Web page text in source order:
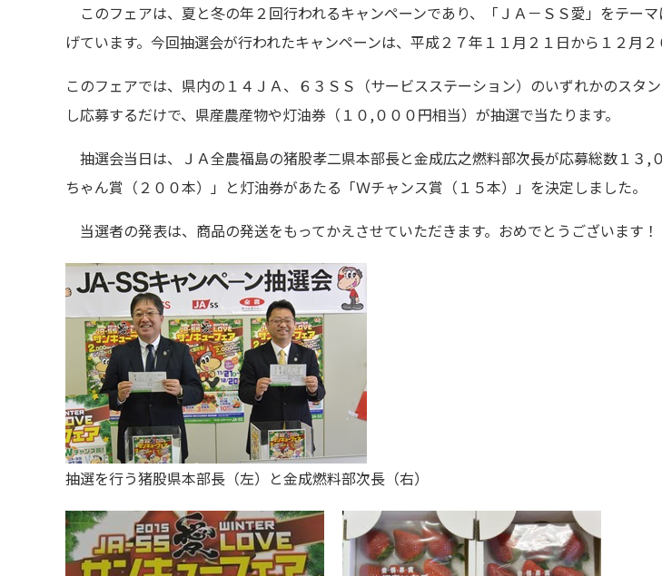
このフェアは、夏と冬の年２回行われるキャンペーンであり、「ＪＡ－ＳＳ愛」をテー
げています。今回抽選会が行われたキャンペーンは、平成２７年１１月２１日から１２月２
このフェアでは、県内の１４ＪＡ、６３ＳＳ（サービスステーション）のいずれかのス
し応募するだけで、県産農産物や灯油券（１０,０００円相当）が抽選で当たります。
抽選会当日は、ＪＡ全農福島の猪股孝二県本部長と金成広之燃料部次長が応募総数１３
ちゃん賞（２００本）」と灯油券があたる「Ｗチャンス賞（１５本）」を決定しました。
当選者の発表は、商品の発送をもってかえさせていただきます。おめでとうございます！
抽選を行う猪股県本部長（左）と金成燃料部次長（右）